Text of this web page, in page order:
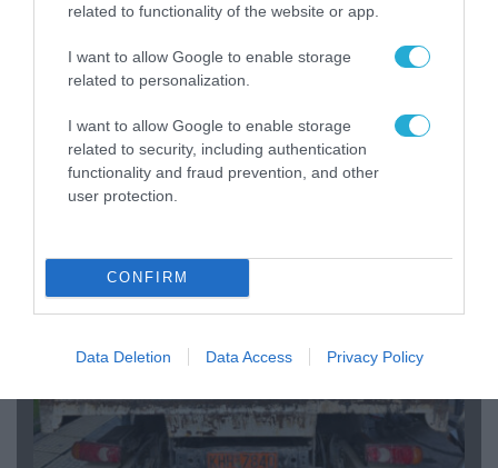
related to functionality of the website or app.
I want to allow Google to enable storage
related to personalization.
I want to allow Google to enable storage
related to security, including authentication
functionality and fraud prevention, and other
user protection.
CONFIRM
Data Deletion Data Access Privacy Policy
ΗΠΑ: Το τελευταίο μήνυμα της μητέρας στον
πρώην σύζυγό της πριν από τη δολοφονία των
ΠΟΛΙΤΙΚΗ